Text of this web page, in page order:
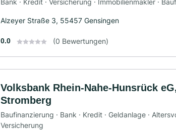
Alzeyer Straße 3, 55457 Gensingen
0.0 (0 Bewertungen)
Volksbank Rhein-Nahe-Hunsrück
Stromberg
Baufinanzierung · Bank · Kredit · Geldanlage ·
Versicherung